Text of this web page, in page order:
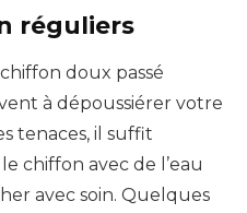
réguliers
doux passé
à dépoussiérer votre
tenaces, il suffit
chiffon avec de l’eau
avec soin. Quelques